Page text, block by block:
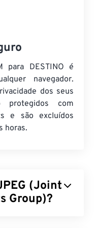
para DESTINO é
navegador.
dos seus
protegidos com
e são excluídos
horas.
(Joint
Group)?